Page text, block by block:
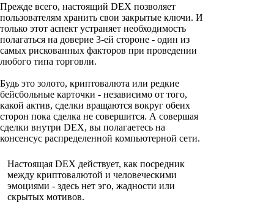
Прежде всего, настоящий DEX позволяет
пользователям хранить свои закрытые ключи. И
только этот аспект устраняет необходимость
полагаться на доверие 3-ей стороне - один из
самых рискованных факторов при проведении
любого типа торговли.
Будь это золото, криптовалюта или редкие
бейсбольные карточки - независимо от того,
какой актив, сделки вращаются вокруг обеих
сторон пока сделка не совершится. А совершая
сделки внутри DEX, вы полагаетесь на
консенсус распределенной компьютерной сети.
Настоящая DEX действует, как посредник
между криптовалютой и человеческими
эмоциями - здесь нет эго, жадности или
скрытых мотивов.